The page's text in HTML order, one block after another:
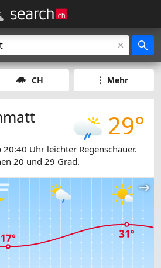
CH Mehr
29°
Uhr leichter Regenschauer.
20 und 29 Grad.